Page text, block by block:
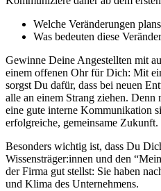
Welche Veränderungen
Was bedeuten diese
Gewinne Deine Angestellten mit
einem offenen Ohr für Dich: Mit
sorgst Du dafür, dass bei neuen
alle an einem Strang ziehen.
eine gute interne Kommunikation
erfolgreiche, gemeinsame Zukunft.
Besonders wichtig ist, dass Du
Wissensträger:innen und den
der Firma gut stellst: Sie haben
und Klima des Unternehmens.